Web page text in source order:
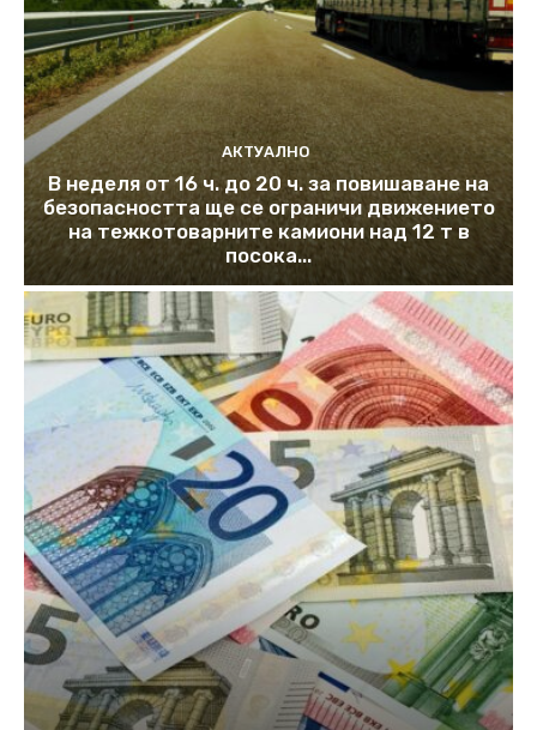
АКТУАЛНО
В неделя от 16 ч. до 20 ч. за повишаване на
безопасността ще се ограничи движението
на тежкотоварните камиони над 12 т в
посока...